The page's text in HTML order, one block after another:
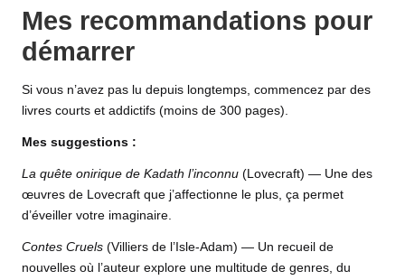
Mes recommandations pour
démarrer
Si vous n’avez pas lu depuis longtemps, commencez par des
livres courts et addictifs (moins de 300 pages).
Mes suggestions :
La quête onirique de Kadath l’inconnu (Lovecraft) — Une des
œuvres de Lovecraft que j’affectionne le plus, ça permet
d’éveiller votre imaginaire.
Contes Cruels (Villiers de l’Isle-Adam) — Un recueil de
nouvelles où l’auteur explore une multitude de genres, du